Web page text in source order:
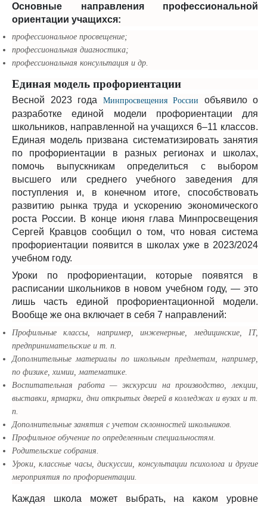
Основные направления профессиональной
ориентации учащихся:
профессиональное просвещение;
профессиональная диагностика;
профессиональная консультация и др.
Единая модель профориентации
Весной 2023 года Минпросвещения России
объявило о
разработкеединой модели профориентации для
школьников, направленной на учащихся 6–11 классов.
Единая модель призвана систематизировать занятия
по профориентации в разных регионах и школах,
помочь выпускникам определиться с выбором
высшего или среднего учебного заведения для
поступления и, в конечном итоге, способствовать
развитию рынка труда и ускорению экономического
роста России. В конце июня глава Минпросвещения
Сергей Кравцов сообщил о том, что новая система
профориентации появится в школах уже в 2023/2024
учебном году.
Уроки по профориентации, которые появятся в
расписании школьников в новом учебном году, — это
лишь часть единой профориентационной модели.
Вообще же она включает в себя 7 направлений:
Профильные классы, например, инженерные, медицинские, IT,
предпринимательские и т. п.
Дополнительные материалы по школьным предметам, например,
по физике, химии, математике.
Воспитательная работа — экскурсии на производство, лекции,
выставки, ярмарки, дни открытых дверей в колледжах и вузах и т.
п.
Дополнительные занятия с учетом склонностей школьников.
Профильное обучение по определенным специальностям.
Родительские собрания.
Уроки, классные часы, дискуссии, консультации психолога и другие
мероприятия по профориентации.
Каждая школа может выбрать, на каком уровне